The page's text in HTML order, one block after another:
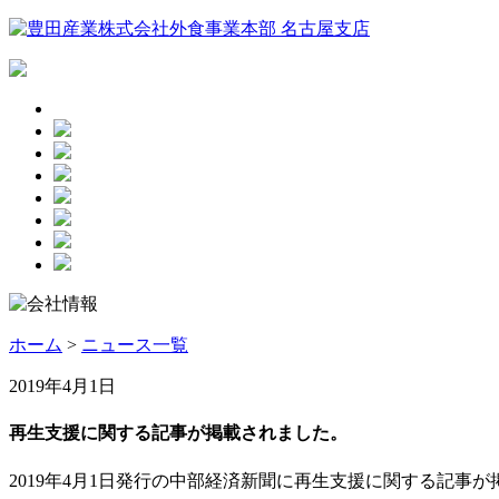
ホーム > ニュース一覧
2019年4月1日
再生支援に関する記事が掲載されました。
2019年4月1日発行の中部経済新聞に再生支援に関する記事が